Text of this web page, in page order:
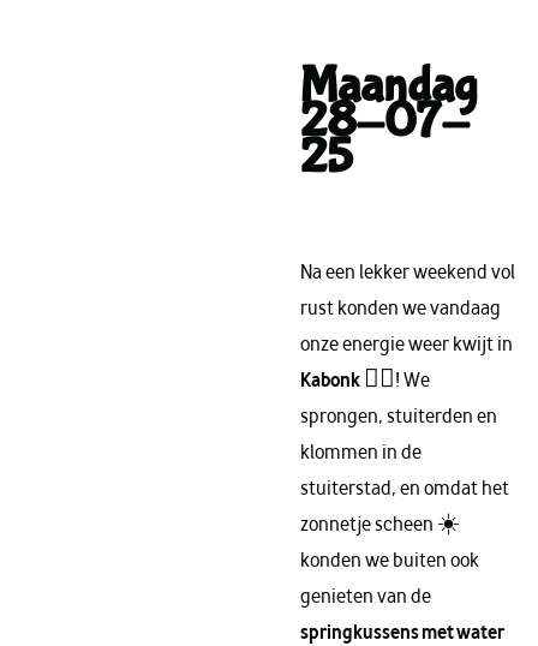
Maandag
28-07-
25
Na een lekker weekend vol
rust konden we vandaag
onze energie weer kwijt in
Kabonk 🤸‍♀️! We
sprongen, stuiterden en
klommen in de
stuiterstad, en omdat het
zonnetje scheen ☀️
konden we buiten ook
genieten van de
springkussens met water